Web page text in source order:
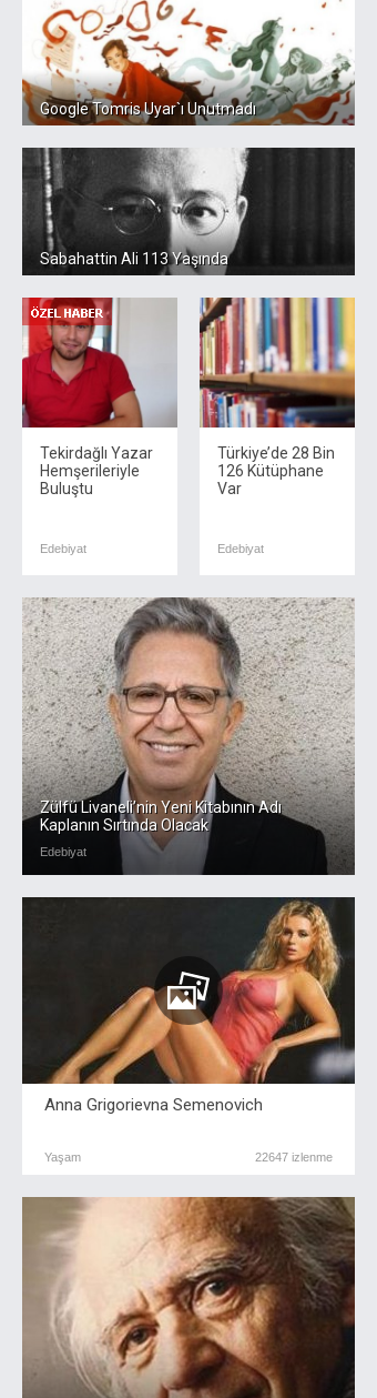
Google Tomris Uyar`ı Unutmadı
Sabahattin Ali 113 Yaşında
Tekirdağlı Yazar
Hemşerileriyle
Buluştu
Edebiyat
Türkiye’de 28 Bin
126 Kütüphane
Var
Edebiyat
Zülfü Livaneli’nin Yeni Kitabının Adı
Kaplanın Sırtında Olacak
Edebiyat
Anna Grigorievna Semenovich
Yaşam 22647 izlenme